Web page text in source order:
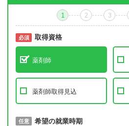
1 2 3
必須 取得資格
薬剤師
薬剤師取得見込
必須 取得予定年
任意 希望の就業時期